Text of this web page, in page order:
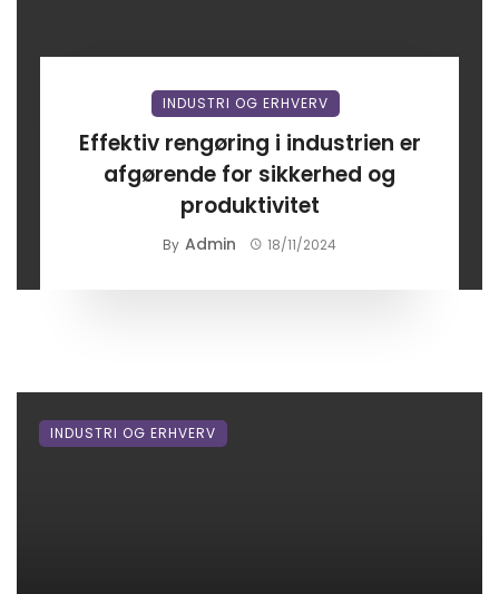
INDUSTRI OG ERHVERV
Effektiv rengøring i industrien er
afgørende for sikkerhed og
produktivitet
By Admin 18/11/2024
INDUSTRI OG ERHVERV